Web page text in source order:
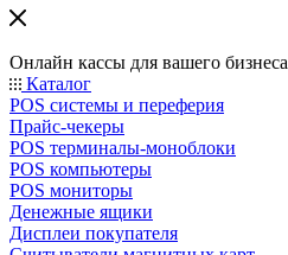
Онлайн кассы для вашего бизнеса
Каталог
POS системы и переферия
Прайс-чекеры
POS терминалы-моноблоки
POS компьютеры
POS мониторы
Денежные ящики
Дисплеи покупателя